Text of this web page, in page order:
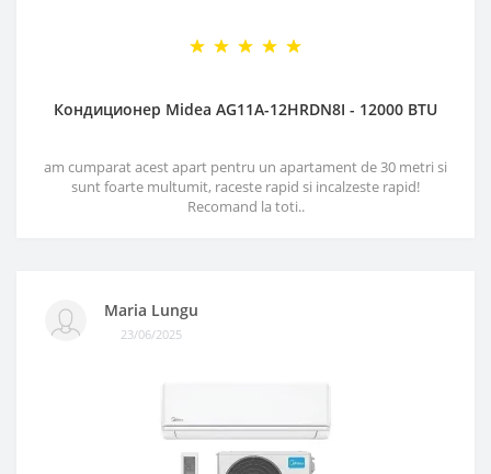
Кондиционер Midea AG11A-12HRDN8I - 12000 BTU
am cumparat acest apart pentru un apartament de 30 metri si
sunt foarte multumit, raceste rapid si incalzeste rapid!
Recomand la toti..
Maria Lungu
23/06/2025